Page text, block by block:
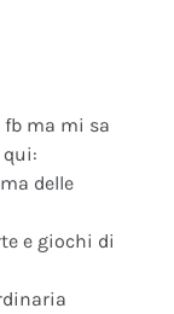
ma mi sa
delle
e giochi di